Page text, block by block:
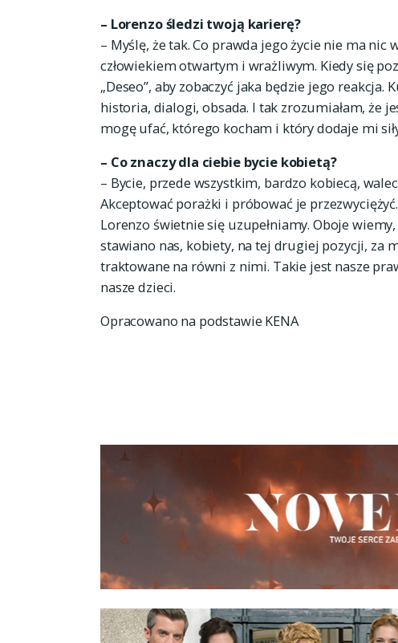
– Lorenzo śledzi twoją karierę?
– Myślę, że tak. Co prawda jego życie nie ma
człowiekiem otwartym i wrażliwym. Kiedy się
„Deseo”, aby zobaczyć jaka będzie jego
historia, dialogi, obsada. I tak zrozumiałam, że
mogę ufać, którego kocham i który dodaje mi
– Co znaczy dla ciebie bycie kobietą?
– Bycie, przede wszystkim, bardzo kobiecą,
Akceptować porażki i próbować je
Lorenzo świetnie się uzupełniamy. Oboje
stawiano nas, kobiety, na tej drugiej pozycji, za
traktowane na równi z nimi. Takie jest nasze
nasze dzieci.
Opracowano na podstawie KENA